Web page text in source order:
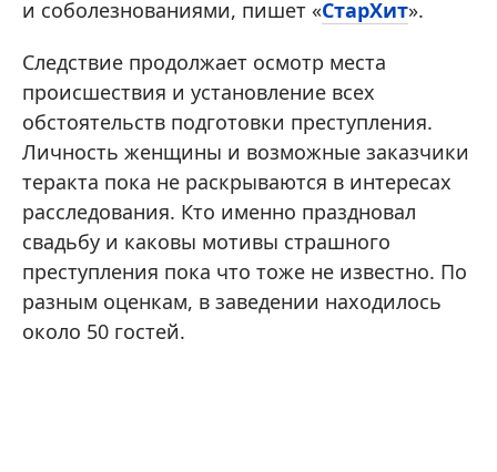
и соболезнованиями, пишет «СтарХит».
Следствие продолжает осмотр места
происшествия и установление всех
обстоятельств подготовки преступления.
Личность женщины и возможные заказчики
теракта пока не раскрываются в интересах
расследования. Кто именно праздновал
свадьбу и каковы мотивы страшного
преступления пока что тоже не известно. По
разным оценкам, в заведении находилось
около 50 гостей.